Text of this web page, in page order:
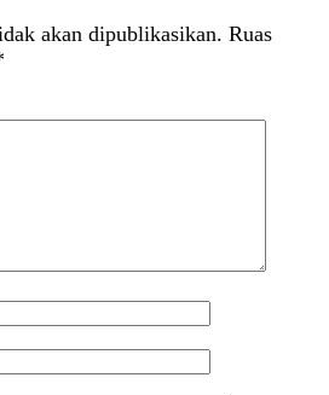
akan dipublikasikan. Ruas